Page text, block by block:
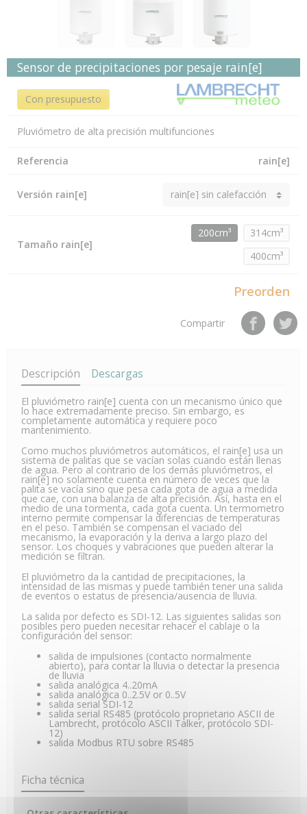
Sensor de precipitaciones por pesaje rain[e]
Con presupuesto
Pluviómetro de alta precisión multifunciones
Referencia rain[e]
Versión rain[e]
Tamaño rain[e]
200cm³
314cm³
400cm³
Preorden
Compartir
Descripción Descargas
El pluviómetro rain[e] cuenta con un mecanismo único que
lo hace extremadamente preciso. Sin embargo, es
completamente automática y requiere poco
mantenimiento.
Como muchos pluviómetros automáticos, el rain[e] usa un
sistema de palitas que se vacían solas cuando están llenas
de agua. Pero al contrario de los demás pluviómetros, el
rain[e] no solamente cuenta en número de veces que la
palita se vacía sino que pesa cada gota de agua a medida
que cae, con una balanza de alta precisión. Así, hasta en el
medio de una tormenta, cada gota cuenta. Un termometro
interno permite compensar la diferencias de temperaturas
en el peso. También se compensan el vaciado del
mecanismo, la evaporación y la deriva a largo plazo del
sensor. Los choques y vabraciones que pueden alterar la
medición se filtran.
El pluviómetro da la cantidad de precipitaciones, la
intensidad de las mismas y puede también tener una salida
de eventos o estatus de presencia/ausencia de lluvia.
La salida por defecto es SDI-12. Las siguientes salidas son
posibles pero pueden necesitar rehacer el cablaje o la
configuración del sensor:
salida de impulsiones (contacto normalmente
abierto), para contar la lluvia o detectar la presencia
de lluvia
salida analógica 4..20mA
salida analógica 0..2.5V or 0..5V
salida serial SDI-12
salida serial RS485 (protócolo proprietario ASCII de
Lambrecht, protócolo ASCII Talker, protócolo SDI-
12)
salida Modbus RTU sobre RS485
Ficha técnica